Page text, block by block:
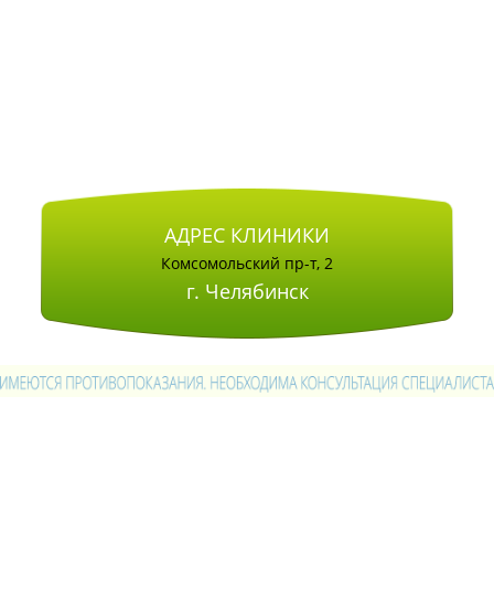
АДРЕС КЛИНИКИ
Комсомольский пр-т, 2
г. Челябинск